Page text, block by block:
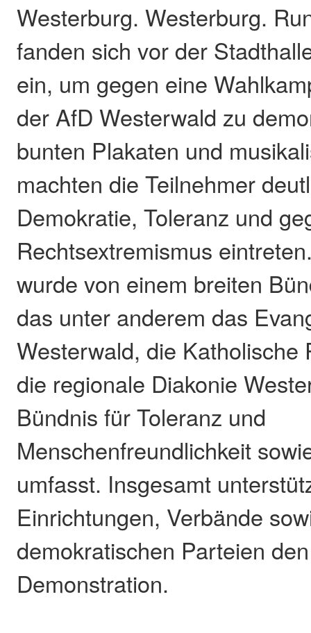
Westerburg. Westerburg.
fanden sich vor der
ein, um gegen eine
der AfD Westerwald zu
bunten Plakaten und
machten die Teilnehmer
Demokratie, Toleranz und
Rechtsextremismus
wurde von einem breiten
das unter anderem das
Westerwald, die Katholische
die regionale Diakonie
Bündnis für Toleranz und
Menschenfreundlichkeit
umfasst. Insgesamt
Einrichtungen, Verbände
demokratischen Parteien
Demonstration.